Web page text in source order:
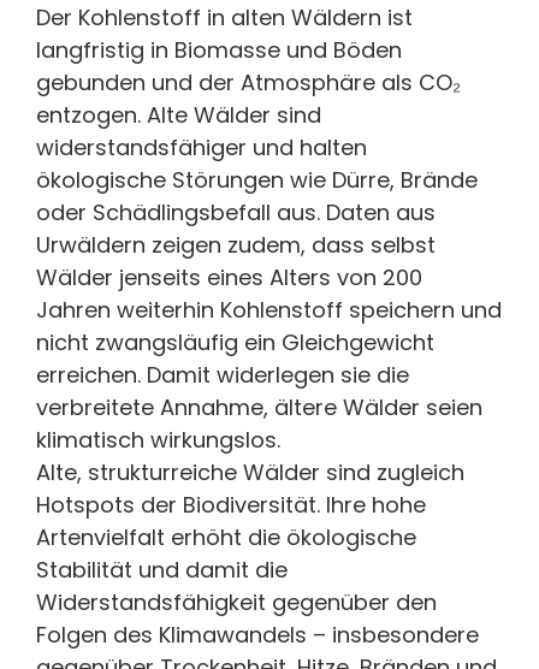
Der Kohlenstoff in alten Wäldern ist
langfristig in Biomasse und Böden
gebunden und der Atmosphäre als CO₂
entzogen. Alte Wälder sind
widerstandsfähiger und halten
ökologische Störungen wie Dürre, Brände
oder Schädlingsbefall aus. Daten aus
Urwäldern zeigen zudem, dass selbst
Wälder jenseits eines Alters von 200
Jahren weiterhin Kohlenstoff speichern und
nicht zwangsläufig ein Gleichgewicht
erreichen. Damit widerlegen sie die
verbreitete Annahme, ältere Wälder seien
klimatisch wirkungslos.
Alte, strukturreiche Wälder sind zugleich
Hotspots der Biodiversität. Ihre hohe
Artenvielfalt erhöht die ökologische
Stabilität und damit die
Widerstandsfähigkeit gegenüber den
Folgen des Klimawandels – insbesondere